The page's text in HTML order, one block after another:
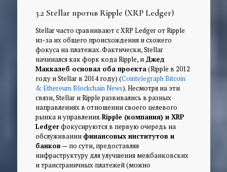
3.2 Stellar против Ripple (XRP Ledger)
Stellar часто сравнивают с XRP Ledger от Ripple
из-за их общего происхождения и схожего
фокуса на платежах. Фактически, Stellar
начинался как форк кода Ripple, и Джед
Маккалеб основал оба проекта(Ripple в 2012
году и Stellar в 2014 году) (Cointelegraph Bitcoin
& Ethereum Blockchain News). Несмотря на эти
связи, Stellar и Ripple развивались в разных
направлениях в отношении своего целевого
рынка и управления.Ripple (компания) и XRP
Ledgerфокусируются в первую очередь на
обслуживании финансовых институтов и
банков — по сути, предоставляя
инфраструктуру для улучшения межбанковских
и трансграничных платежей (можно